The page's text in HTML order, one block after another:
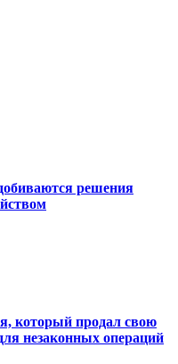
решения
который продал свою
незаконных операций